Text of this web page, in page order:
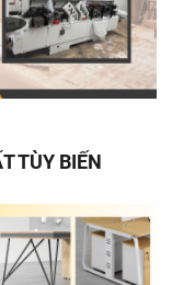
TÙY BIẾN